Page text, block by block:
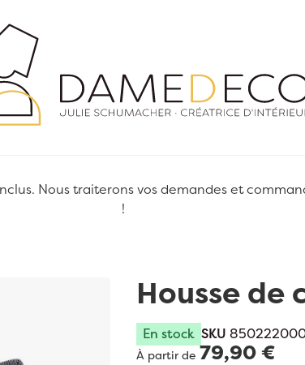
Nous traiterons vos demandes et
!
Housse de
En stock SKU
À partir de 79,90 €